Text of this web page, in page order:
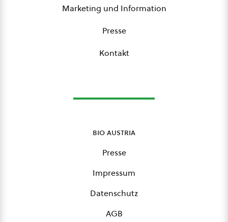
Marketing und Information
Presse
Kontakt
bio austria
Presse
Impressum
Datenschutz
AGB